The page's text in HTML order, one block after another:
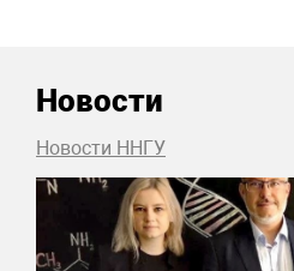
Новости
Новости ННГУ